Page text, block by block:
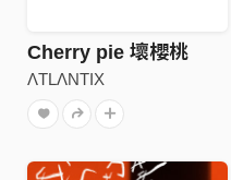
Cherry pie 壞櫻桃
ΛTLΛNTIX